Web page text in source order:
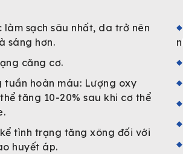
làm sạch sâu nhất, da trở nên
sáng hơn.
căng cơ.
tuần hoàn máu: Lượng oxy
tăng 10-20% sau khi cơ thể
tình trạng tăng xông đối với
huyết áp.